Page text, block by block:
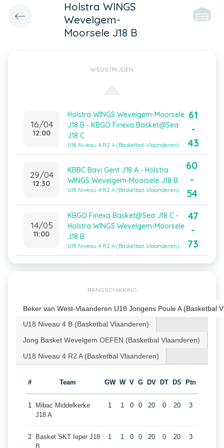
Holstra WINGS
Wevelgem-
Moorsele J18 B
WEDSTRIJDEN
16/04
12:00
Holstra WINGS Wevelgem-Moorsele
J18 B - KBGO Finexa Basket@Sea
J18 C
U18 Niveau 4 R2 A (Basketbal Vlaanderen)
61
-
43
29/04
12:30
KBBC Bavi Gent J18 A - Holstra
WINGS Wevelgem-Moorsele J18 B
U18 Niveau 4 R2 A (Basketbal Vlaanderen)
60
-
54
14/05
11:00
KBGO Finexa Basket@Sea J18 C -
Holstra WINGS Wevelgem-Moorsele
J18 B
U18 Niveau 4 R2 A (Basketbal Vlaanderen)
47
-
73
RANGSCHIKKING
Beker van West-Vlaanderen U18 Jongens Poule A (Basketbal
U18 Niveau 4 B (Basketbal Vlaanderen)
Jong Basket Wevelgem OEFEN (Basketbal Vlaanderen)
U18 Niveau 4 R2 A (Basketbal Vlaanderen)
# Team GW W V G DV DT DS Ptn
1
Mibac Middelkerke
J18 A
1 1 0 0 20 0 20 3
2
Basket SKT Ieper J18
B
1 1 0 0 20 0 20 3